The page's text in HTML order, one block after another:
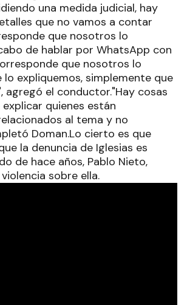
una medida judicial, hay
que no vamos a contar
que nosotros lo
de hablar por WhatsApp con
que nosotros lo
lo expliquemos, simplemente que
agregó el conductor."Hay cosas
quienes están
al tema y no
Doman.Lo cierto es que
la denuncia de Iglesias es
de hace años, Pablo Nieto,
sobre ella.